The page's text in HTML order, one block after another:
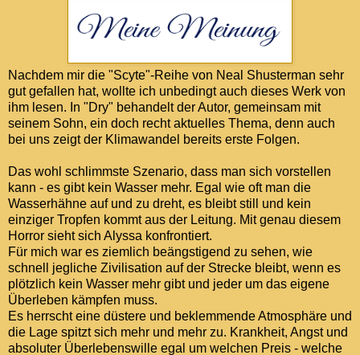
Nachdem mir die "Scyte"-Reihe von Neal Shusterman sehr
gut gefallen hat, wollte ich unbedingt auch dieses Werk von
ihm lesen. In "Dry" behandelt der Autor, gemeinsam mit
seinem Sohn, ein doch recht aktuelles Thema, denn auch
bei uns zeigt der Klimawandel bereits erste Folgen.
Das wohl schlimmste Szenario, dass man sich vorstellen
kann - es gibt kein Wasser mehr. Egal wie oft man die
Wasserhähne auf und zu dreht, es bleibt still und kein
einziger Tropfen kommt aus der Leitung. Mit genau diesem
Horror sieht sich Alyssa konfrontiert.
Für mich war es ziemlich beängstigend zu sehen, wie
schnell jegliche Zivilisation auf der Strecke bleibt, wenn es
plötzlich kein Wasser mehr gibt und jeder um das eigene
Überleben kämpfen muss.
Es herrscht eine düstere und beklemmende Atmosphäre und
die Lage spitzt sich mehr und mehr zu. Krankheit, Angst und
absoluter Überlebenswille egal um welchen Preis - welche